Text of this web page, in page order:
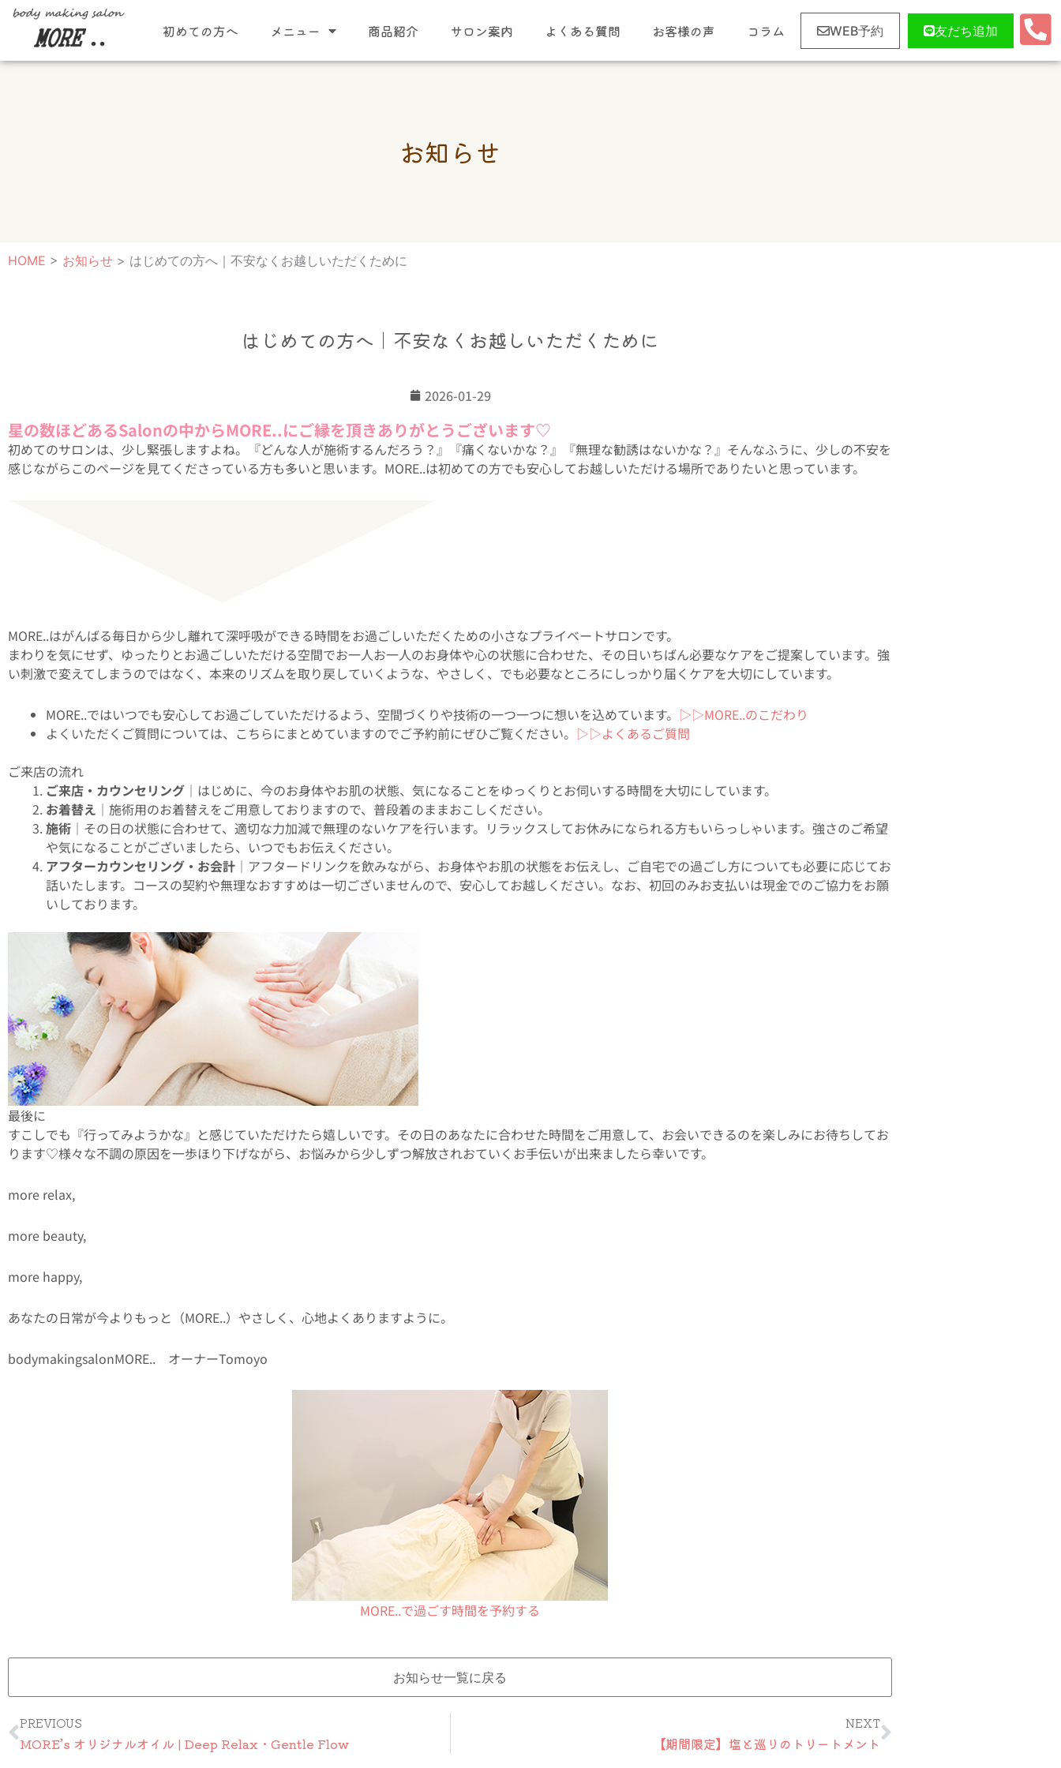
初めての方へ メニュー 商品紹介 サロン案内 よくある質問 お客様の声 コラム WEB予約 友だち追加
お知らせ
HOME > お知らせ > はじめての方へ｜不安なくお越しいただくために
はじめての方へ｜不安なくお越しいただくために
2026-01-29
星の数ほどあるSalonの中からMORE..にご縁を頂きありがとうございます♡
初めてのサロンは、少し緊張しますよね。『どんな人が施術するんだろう？』『痛くないかな？』『無理な勧誘はないかな？』そんなふうに、少しの不安を
感じながらこのページを見てくださっている方も多いと思います。MORE..は初めての方でも安心してお越しいただける場所でありたいと思っています。
MORE..はがんばる毎日から少し離れて深呼吸ができる時間をお過ごしいただくための小さなプライベートサロンです。
まわりを気にせず、ゆったりとお過ごしいただける空間でお一人お一人のお身体や心の状態に合わせた、その日いちばん必要なケアをご提案しています。強
い刺激で変えてしまうのではなく、本来のリズムを取り戻していくような、やさしく、でも必要なところにしっかり届くケアを大切にしています。
MORE..ではいつでも安心してお過ごしていただけるよう、空間づくりや技術の一つ一つに想いを込めています。 ▷▷MORE..のこだわり
よくいただくご質問については、こちらにまとめていますのでご予約前にぜひご覧ください。 ▷▷よくあるご質問
ご来店の流れ
ご来店・カウンセリング ｜はじめに、今のお身体やお肌の状態、気になることをゆっくりとお伺いする時間を大切にしています。
お着替え ｜施術用のお着替えをご用意しておりますので、普段着のままおこしください。
施術 ｜その日の状態に合わせて、適切な力加減で無理のないケアを行います。リラックスしてお休みになられる方もいらっしゃいます。強さのご希望
や気になることがございましたら、いつでもお伝えください。
アフターカウンセリング・お会計 ｜アフタードリンクを飲みながら、お身体やお肌の状態をお伝えし、ご自宅での過ごし方についても必要に応じてお
話いたします。コースの契約や無理なおすすめは一切ございませんので、安心してお越しください。なお、初回のみお支払いは現金でのご協力をお願
いしております。
最後に
すこしでも『行ってみようかな』と感じていただけたら嬉しいです。その日のあなたに合わせた時間をご用意して、お会いできるのを楽しみにお待ちしてお
ります♡様々な不調の原因を一歩ほり下げながら、お悩みから少しずつ解放されおていくお手伝いが出来ましたら幸いです。
more relax,
more beauty,
more happy,
あなたの日常が今よりもっと（MORE..）やさしく、心地よくありますように。
bodymakingsalonMORE.. オーナーTomoyo
MORE..で過ごす時間を予約する
お知らせ一覧に戻る
Prev
PREVIOUS
MORE’s オリジナルオイル | Deep Relax・Gentle Flow
NEXT
【期間限定】塩と巡りのトリートメント
Next